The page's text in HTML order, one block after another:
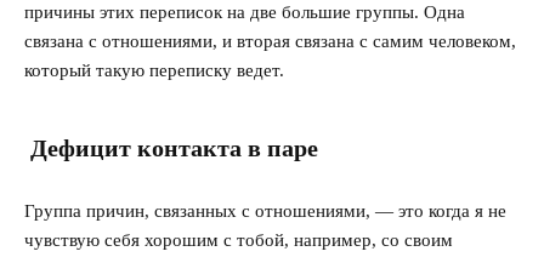
причины этих переписок на две большие группы. Одна
связана с отношениями, и вторая связана с самим человеком,
который такую переписку ведет.
Дефицит контакта в паре
Группа причин, связанных с отношениями, — это когда я не
чувствую себя хорошим с тобой, например, со своим